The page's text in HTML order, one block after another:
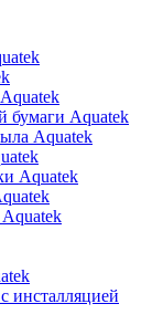
бумаги Aquatek
Aquatek
Aquatek
инсталляцией